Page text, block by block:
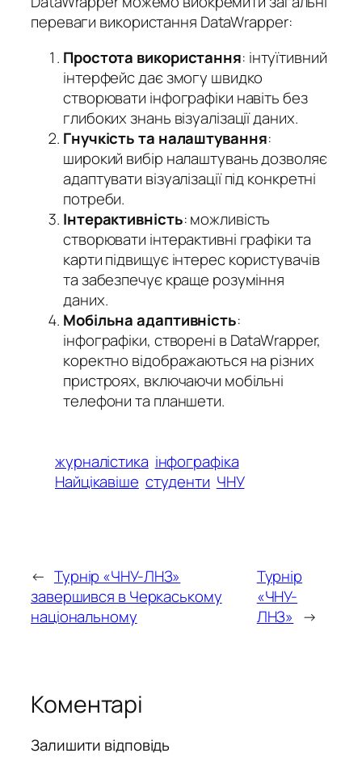
переваги використання DataWrapper:
Простота використання: інтуїтивний
інтерфейс дає змогу швидко
створювати інфографіки навіть без
глибоких знань візуалізації даних.
Гнучкість та налаштування:
широкий вибір налаштувань дозволяє
адаптувати візуалізації під конкретні
потреби.
Інтерактивність: можливість
створювати інтерактивні графіки та
карти підвищує інтерес користувачів
та забезпечує краще розуміння
даних.
Мобільна адаптивність:
інфографіки, створені в DataWrapper,
коректно відображаються на різних
пристроях, включаючи мобільні
телефони та планшети.
журналістика інфографіка
Найцікавіше студенти ЧНУ
← Турнір «ЧНУ-ЛНЗ»
завершився в Черкаському
національному
Турнір
«ЧНУ-
ЛНЗ» →
Коментарі
Залишити відповідь